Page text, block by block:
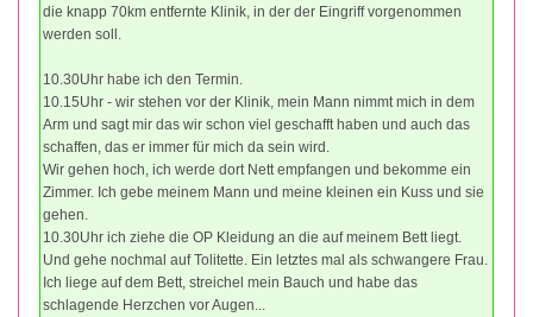
die knapp 70km entfernte Klinik, in der der Eingriff vorgenommen
werden soll.
10.30Uhr habe ich den Termin.
10.15Uhr - wir stehen vor der Klinik, mein Mann nimmt mich in dem
Arm und sagt mir das wir schon viel geschafft haben und auch das
schaffen, das er immer für mich da sein wird.
Wir gehen hoch, ich werde dort Nett empfangen und bekomme ein
Zimmer. Ich gebe meinem Mann und meine kleinen ein Kuss und sie
gehen.
10.30Uhr ich ziehe die OP Kleidung an die auf meinem Bett liegt.
Und gehe nochmal auf Tolitette. Ein letztes mal als schwangere Frau.
Ich liege auf dem Bett, streichel mein Bauch und habe das
schlagende Herzchen vor Augen...